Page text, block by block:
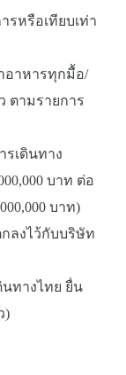
รหรือเทียบเท่า
อาหารทุกมื้อ/
ตามรายการ
รเดินทาง
บาท ต่อ
บาท)
ลงไว้กับบริษัท
ทางไทย ยื่น
)